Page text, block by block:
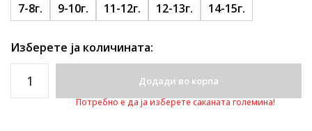
7-8г. 9-10г. 11-12г. 12-13г. 14-15г.
Изберете ја количината:
Додади во корпа
Потребно е да ја изберете саканата големина!